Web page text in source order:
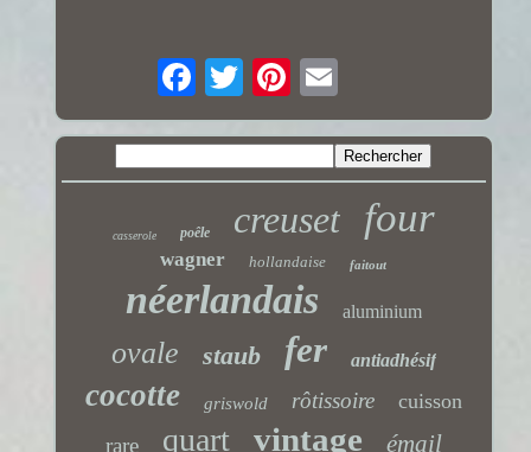
casserole poêle creuset four
wagner hollandaise faitout
néerlandais aluminium
ovale staub fer antiadhésif
cocotte griswold rôtissoire cuisson
rare quart vintage émail